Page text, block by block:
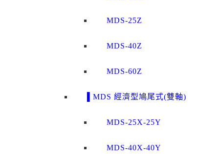
MDS-25Z
MDS-40Z
MDS-60Z
▌MDS 經濟型鳩尾式(雙軸)
MDS-25X-25Y
MDS-40X-40Y